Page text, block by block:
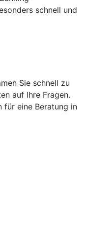
schnell und
Sie schnell zu
auf Ihre Fragen.
für eine Beratung in